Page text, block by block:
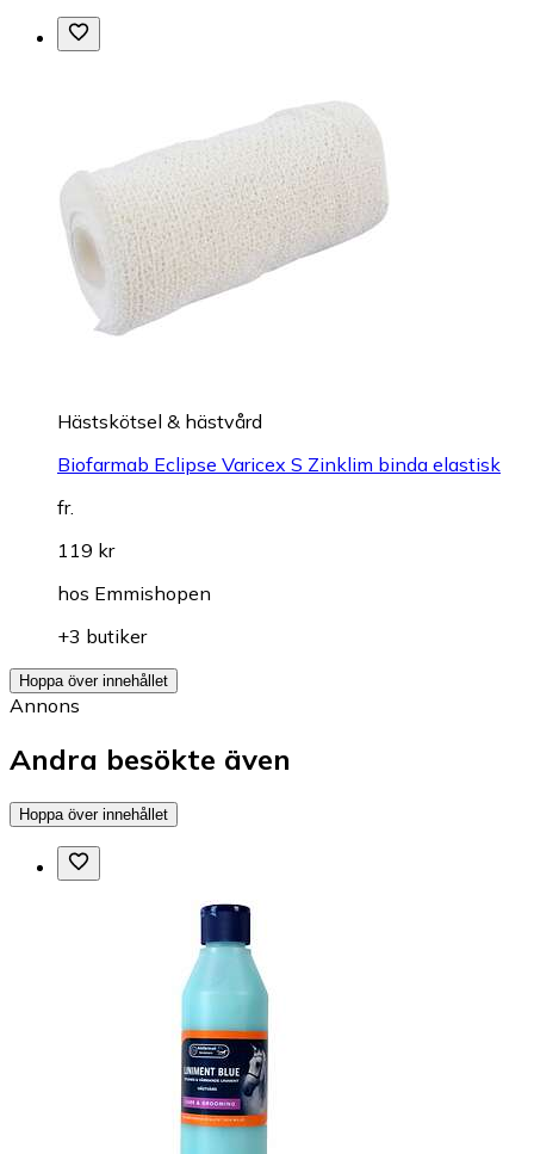
Hästskötsel & hästvård
Biofarmab Eclipse Varicex S Zinklim binda elastisk
fr.
119 kr
hos Emmishopen
+3 butiker
Hoppa över innehållet
Annons
Andra besökte även
Hoppa över innehållet